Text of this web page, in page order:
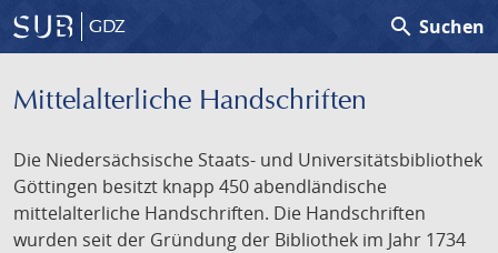
GDZ search Suchen
Mittelalterliche Handschriften
Die Niedersächsische Staats- und Universitätsbibliothek
Göttingen besitzt knapp 450 abendländische
mittelalterliche Handschriften. Die Handschriften
wurden seit der Gründung der Bibliothek im Jahr 1734